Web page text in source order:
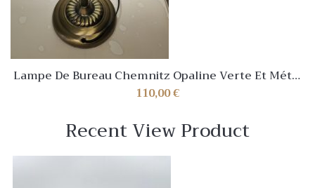
Lampe De Bureau Chemnitz Opaline Verte Et Métal
Doré Vintage
110,00€
Recent View Product